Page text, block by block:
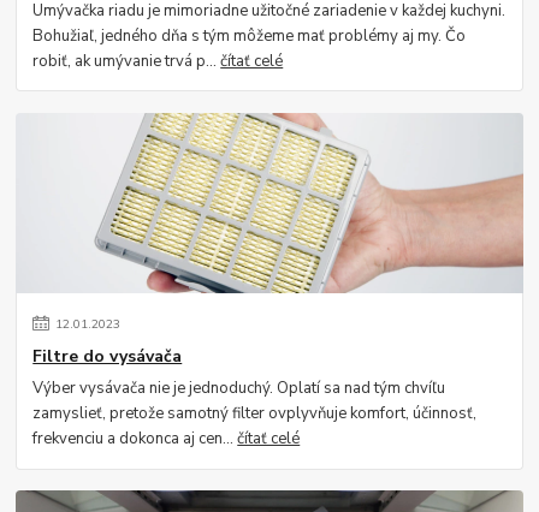
Umývačka riadu je mimoriadne užitočné zariadenie v každej kuchyni.
Bohužiaľ, jedného dňa s tým môžeme mať problémy aj my. Čo
robiť, ak umývanie trvá p...čítať celé
12.01.2023
Filtre do vysávača
Výber vysávača nie je jednoduchý. Oplatí sa nad tým chvíľu
zamyslieť, pretože samotný filter ovplyvňuje komfort, účinnosť,
frekvenciu a dokonca aj cen...čítať celé